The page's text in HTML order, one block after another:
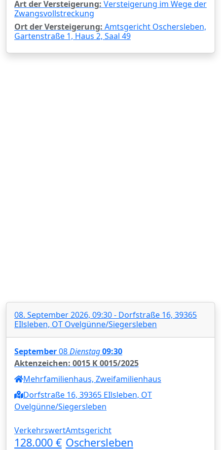
Art der Versteigerung: Versteigerung im Wege der
Zwangsvollstreckung
Ort der Versteigerung: Amtsgericht Oschersleben,
Gartenstraße 1, Haus 2, Saal 49
08. September 2026, 09:30 - Dorfstraße 16, 39365
EIlsleben, OT Ovelgünne/Siegersleben
September08Dienstag09:30
Aktenzeichen: 0015 K 0015/2025
Mehrfamilienhaus, Zweifamilienhaus
Dorfstraße 16, 39365 EIlsleben, OT
Ovelgünne/Siegersleben
Verkehrswert
128.000 €
Amtsgericht
Oschersleben